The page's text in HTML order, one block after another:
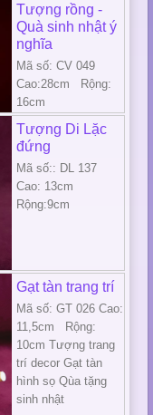
Tượng rồng -
Quà sinh nhật ý
nghĩa
Mã số: CV 049
Cao:28cm Rộng:
16cm
Tượng Di Lặc
đứng
Mã số:: DL 137
Cao: 13cm
Rộng:9cm
Gạt tàn trang trí
Mã số: GT 026 Cao:
11,5cm Rộng:
10cm Tượng trang
trí decor Gạt tàn
hình sọ Qùa tặng
sinh nhật